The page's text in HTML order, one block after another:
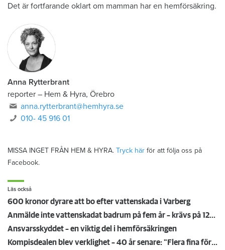
Det är fortfarande oklart om mamman har en hemförsäkring.
Anna Rytterbrant
reporter – Hem & Hyra, Örebro
anna.rytterbrant@hemhyra.se
010- 45 916 01
MISSA INGET FRÅN HEM & HYRA. Tryck här för att följa oss på
Facebook.
Läs också
600 kronor dyrare att bo efter vattenskada i Varberg
Anmälde inte vattenskadat badrum på fem år – krävs på 125 000 kronor
Ansvarsskyddet – en viktig del i hemförsäkringen
Kompisdealen blev verklighet – 40 år senare: "Flera fina fördelar med att dela bostad"